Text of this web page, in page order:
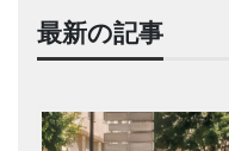
最新の記事